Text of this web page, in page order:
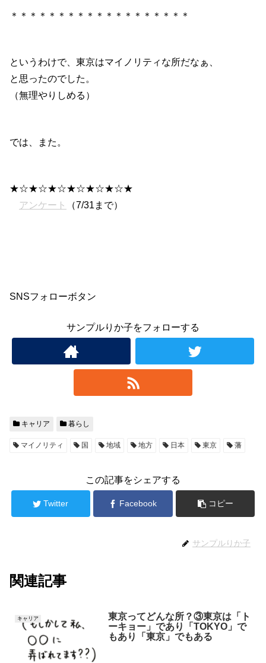
＊＊＊＊＊＊＊＊＊＊＊＊＊＊＊＊＊＊＊
というわけで、東京はマイノリティな所だなぁ、
と思ったのでした。
（無理やりしめる）
では、また。
★☆★☆★☆★☆★☆★☆★
アンケート
（7/31まで）
SNSフォローボタン
サンプルりか子をフォローする
キャリア 暮らし
マイノリティ 国 地域 地方 日本 東京 藩
この記事をシェアする
Twitter Facebook コピー
サンプルりか子
関連記事
キャリア
東京ってどんな所？③東京は「ト
ーキョー」であり「TOKYO」で
もあり「東京」でもある